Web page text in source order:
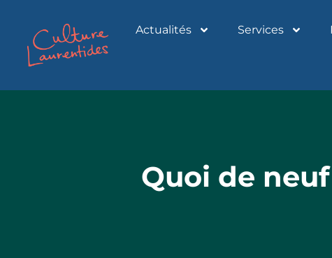
Actualités Services
Quoi de